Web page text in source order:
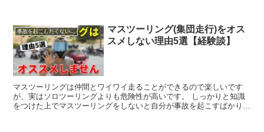
事故を起こしたくない人へ
マスツーリング(集団走行)をオス
スメしない理由5選【経験談】
マスツーリングは仲間とワイワイ走ることができるので楽しいです
が、実はソロツーリングよりも危険性が高いです。 しっかりと知識
をつけた上でマスツーリングをしないと自分が事故を起こすばかりか